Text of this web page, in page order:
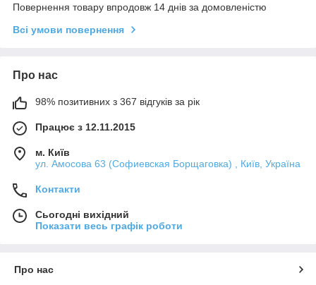
Повернення товару впродовж 14 днів за домовленістю
Всі умови повернення
Про нас
98% позитивних з 367 відгуків за рік
Працює з 12.11.2015
м. Київ
ул. Амосова 63 (Софиевская Борщаговка) , Київ, Україна
Контакти
Сьогодні вихідний
Показати весь графік роботи
Про нас